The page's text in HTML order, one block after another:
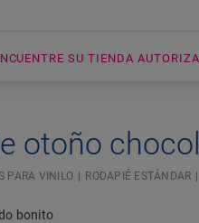
SU TIENDA
otoño
PARA VINILO RODAPIÉ ESTÁNDAR
bonito